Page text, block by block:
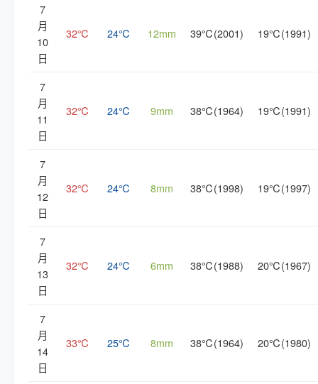
7
月
10
日
32℃ 24℃ 12mm 39℃(2001) 19℃(1991)
7
月
11
日
32℃ 24℃ 9mm 38℃(1964) 19℃(1991)
7
月
12
日
32℃ 24℃ 8mm 38℃(1998) 19℃(1997)
7
月
13
日
32℃ 24℃ 6mm 38℃(1988) 20℃(1967)
7
月
14
日
33℃ 25℃ 8mm 38℃(1964) 20℃(1980)